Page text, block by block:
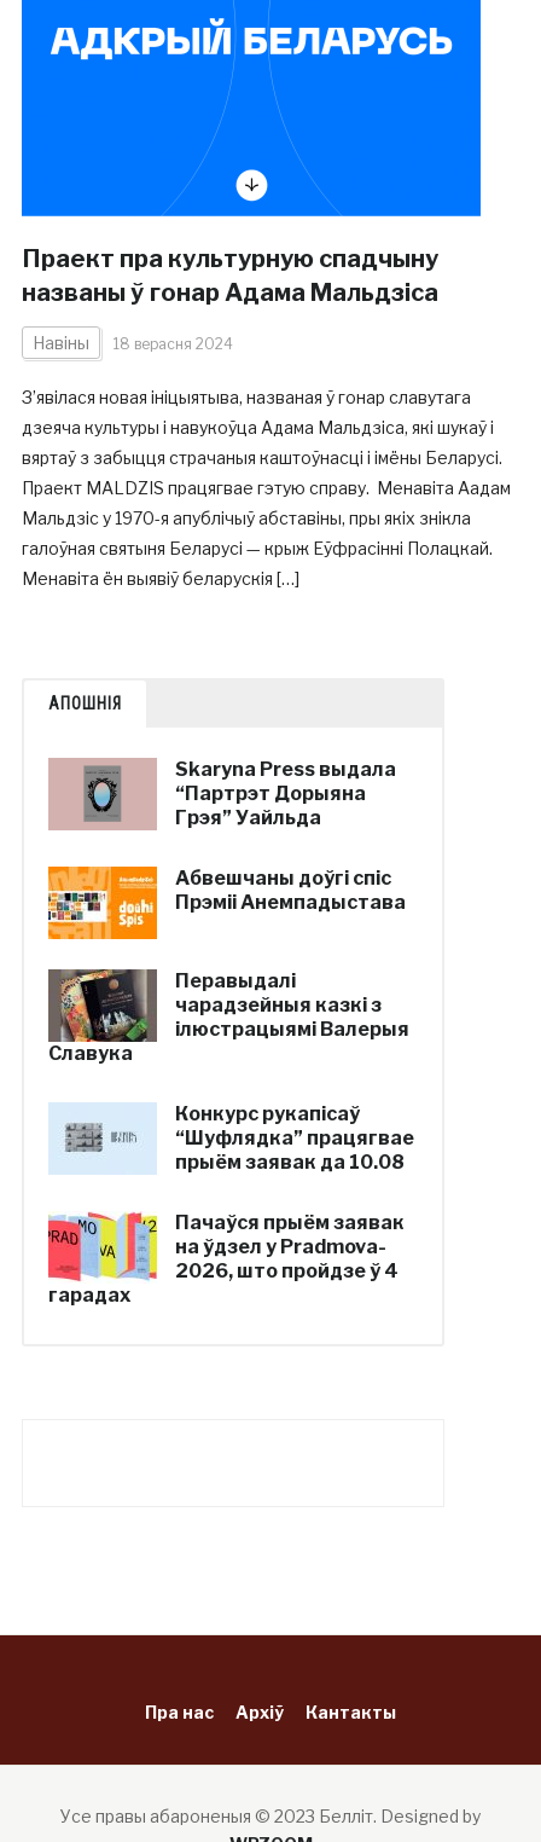
Праект пра культурную спадчыну
названы ў гонар Адама Мальдзіса
Навіны 18 верасня 2024
З’явілася новая ініцыятыва, названая ў гонар славутага
дзеяча культуры і навукоўца Адама Мальдзіса, які шукаў і
вяртаў з забыцця страчаныя каштоўнасці і імёны Беларусі.
Праект MALDZIS працягвае гэтую справу. Менавіта Аадам
Мальдзіс у 1970-я апублічыў абставіны, пры якіх знікла
галоўная святыня Беларусі — крыж Еўфрасінні Полацкай.
Менавіта ён выявіў беларускія […]
АПОШНІЯ
Skaryna Press выдала
“Партрэт Дорыяна
Грэя” Уайльда
Абвешчаны доўгі спіс
Прэміі Анемпадыстава
Перавыдалі
чарадзейныя казкі з
ілюстрацыямі Валерыя
Славука
Конкурс рукапісаў
“Шуфлядка” працягвае
прыём заявак да 10.08
Пачаўся прыём заявак
на ўдзел у Pradmova-
2026, што пройдзе ў 4
гарадах
Пра нас Архіў Кантакты
Усе правы абароненыя © 2023 Белліт. Designed by